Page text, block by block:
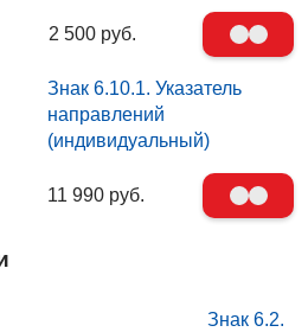
2 500 руб.
Знак 6.10.1. Указатель
направлений
(индивидуальный)
11 990 руб.
Знак 6.2.